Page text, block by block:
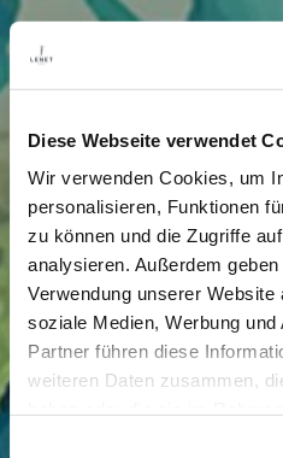
Diese Webseite verwendet
Wir verwenden Cookies, um
personalisieren, Funktionen
zu können und die Zugriffe
analysieren. Außerdem
Verwendung unserer
soziale Medien, Werbung
Partner führen diese
weiteren Daten zusammen,